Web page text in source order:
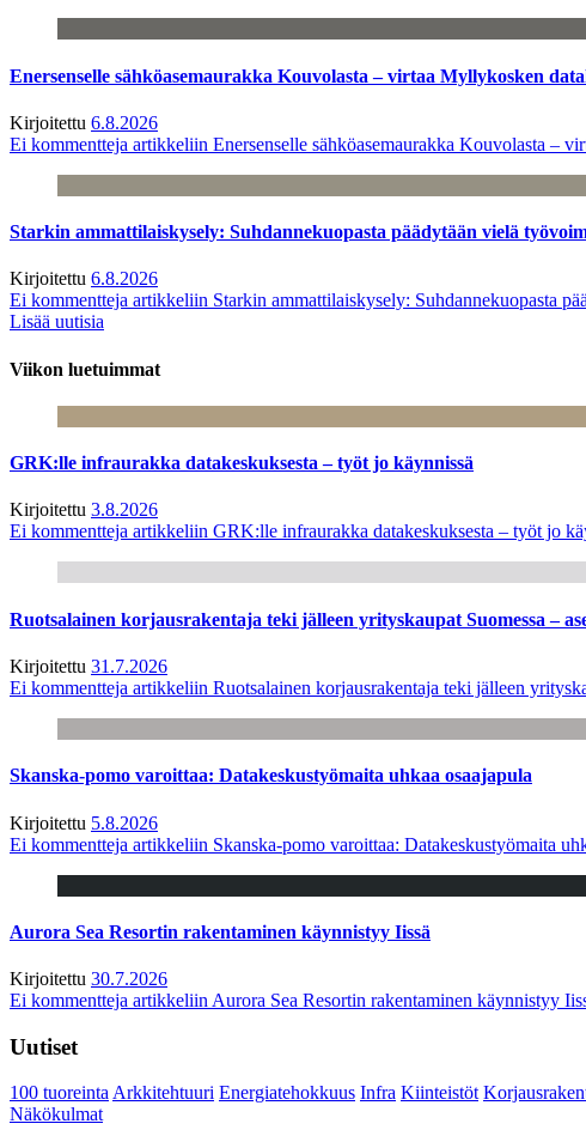
Enersenselle sähköasemaurakka Kouvolasta – virtaa Myllykosken
Kirjoitettu 6.8.2026
Ei kommentteja artikkeliin Enersenselle sähköasemaurakka Kouvolasta –
Starkin ammattilaiskysely: Suhdannekuopasta päädytään vielä
Kirjoitettu 6.8.2026
Ei kommentteja artikkeliin Starkin ammattilaiskysely: Suhdannekuopasta
Lisää uutisia
Viikon luetuimmat
GRK:lle infraurakka datakeskuksesta – työt jo käynnissä
Kirjoitettu 3.8.2026
Ei kommentteja artikkeliin GRK:lle infraurakka datakeskuksesta – työt jo
Ruotsalainen korjausrakentaja teki jälleen yrityskaupat Suomessa –
Kirjoitettu 31.7.2026
Ei kommentteja artikkeliin Ruotsalainen korjausrakentaja teki jälleen
Skanska-pomo varoittaa: Datakeskustyömaita uhkaa osaajapula
Kirjoitettu 5.8.2026
Ei kommentteja artikkeliin Skanska-pomo varoittaa: Datakeskustyömaita
Aurora Sea Resortin rakentaminen käynnistyy Iissä
Kirjoitettu 30.7.2026
Ei kommentteja artikkeliin Aurora Sea Resortin rakentaminen käynnistyy
Uutiset
100 tuoreintaArkkitehtuuri Energiatehokkuus Infra Kiinteistöt
Näkökulmat